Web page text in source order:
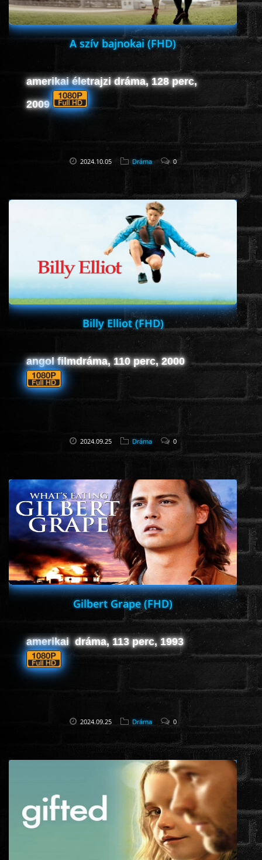
A szív bajnokai (FHD)
amerikai életrajzi dráma, 128 perc,
2009
2024.10.05 Dráma 0
Billy Elliot (FHD)
angol filmdráma, 110 perc, 2000
2024.09.25 Dráma 0
Gilbert Grape (FHD)
amerikai dráma, 113 perc, 1993
2024.09.25 Dráma 0